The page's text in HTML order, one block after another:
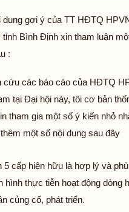
dung gợi ý của TT HĐTQ
Bình Định xin tham luận
:
cứu các báo cáo của HĐTQ
tại Đại hội này, tôi cơ bản
tham gia một số ý kiến nhỏ
một số nội dung sau đây
5 cấp hiện hữu là hợp lý và phù
hình thực tiễn hoạt động dòng
củng cố, phát triển.